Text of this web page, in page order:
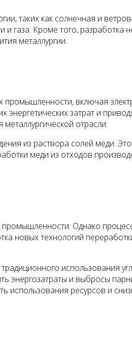
таких как солнечная и
газа. Кроме того, разработка
металлургии.
включая
затрат и
отрасли.
из раствора солей меди.
меди из отходов
Однако
новых технологий
использования
энергозатраты и выбросы
использования ресурсов и